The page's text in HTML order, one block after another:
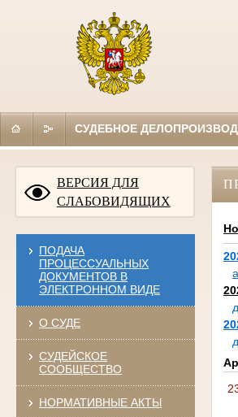
СУДЕБНОЕ
ВЕРСИЯ ДЛЯ
СЛАБОВИДЯЩИХ
ПОДАЧА
ПРОЦЕССУАЛЬНЫХ
ДОКУМЕНТОВ В
ЭЛЕКТРОННОМ ВИДЕ
О СУДЕ
СУДЕЙСКОЕ
СООБЩЕСТВО
НОРМАТИВНЫЕ АКТЫ